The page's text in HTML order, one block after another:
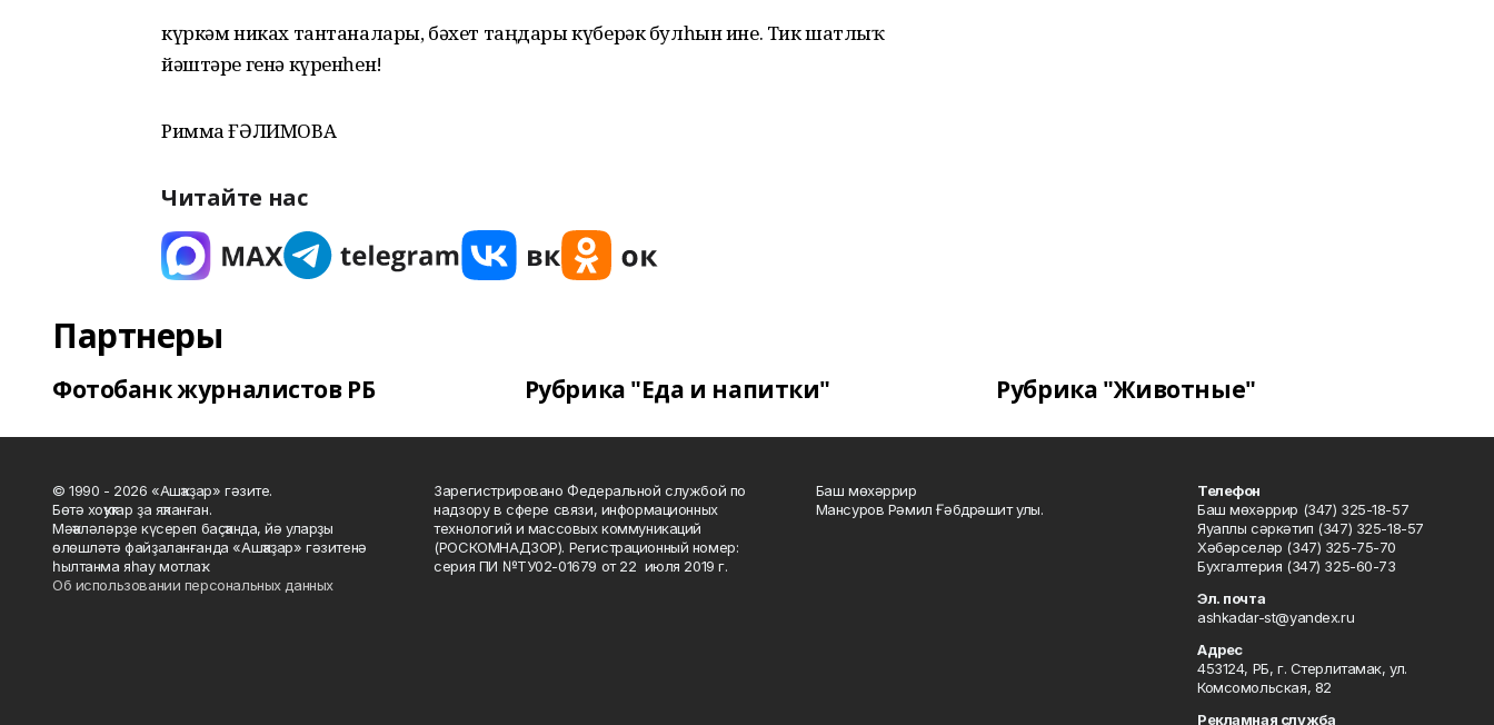
күркәм никах тантаналары, бәхет таңдары күберәк булһын ине. Тик шатлыҡ
йәштәре генә күренһен!
Римма ҒӘЛИМОВА
Читайте нас
Партнеры
Фотобанк журналистов РБ Рубрика "Еда и напитки" Рубрика "Животные"
© 1990 - 2026 «Ашҡаҙар» гәзите.
Бөтә хоҡуҡтар ҙа яҡланған.
Мәҡәләләрҙе күсереп баҫҡанда, йә уларҙы
өлөшләтә файҙаланғанда «Ашҡаҙар» гәзитенә
һылтанма яһау мотлаҡ.
Об использовании персональных данных
Зарегистрировано Федеральной службой по
надзору в сфере связи, информационных
технологий и массовых коммуникаций
(РОСКОМНАДЗОР). Регистрационный номер:
серия ПИ №ТУ02-01679 от 22 июля 2019 г.
Баш мөхәррир
Мансуров Рәмил Ғәбдрәшит улы.
Телефон
Баш мөхәррир (347) 325-18-57
Яуаплы сәркәтип (347) 325-18-57
Хәбәрселәр (347) 325-75-70
Бухгалтерия (347) 325-60-73
Эл. почта
ashkadar-st@yandex.ru
Адрес
453124, РБ, г. Стерлитамак, ул.
Комсомольская, 82
Рекламная служба